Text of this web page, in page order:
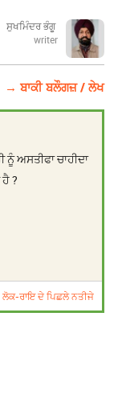
ਸੁਖਮਿੰਦਰ ਭੰਗੂ
writer
→ ਬਾਕੀ ਬਲੌਗਜ਼ / ਲੇਖ
ਅਸਤੀਫਾ ਚਾਹੀਦਾ
?
ਲੋਕ-ਰਾਇ ਦੇ ਪਿਛਲੇ ਨਤੀਜੇ